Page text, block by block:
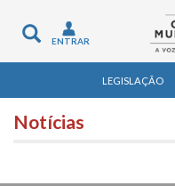
Toggle
navigation
ENTRAR
LEGISLAÇÃO
Notícias